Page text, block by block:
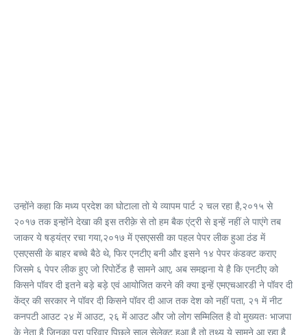
उन्होंने कहा कि मध्य प्रदेश का घोटाला तो ये व्यापम पार्ट २ चल रहा है,२०१५ से
२०१७ तक इन्होंने देखा की इस तरीक़े से तो हम बैक एंट्री से इन्हें नहीं ले पाएंगे तब
जाकर ये षड्यंत्र रचा गया,२०१७ में एसएससी का पहल पेपर लीक हुआ ठंड में
एसएससी के बाहर बच्चे बैठे थे, फिर एनटीए बनी और इसने १४ पेपर कंडक्ट कराए
जिसमे ६ पेपर लीक हुए जो रिपोर्टेड है सामने आए, अब समझना ये है कि एनटीए को
किसने पॉवर दी इतने बड़े बड़े एवं आयोजित करने की क्या इन्हें एमएचआरडी ने पॉवर दी
केंद्र की सरकार ने पॉवर दी किसने पॉवर दी आज तक देश को नहीं पता, २१ में नीट
कनपटी आउट २४ में आउट, २६ में आउट और जो लोग सम्मिलित है वो मुख्यतः भाजपा
के नेता है जिनका पूरा परिवार पिछले साल सेलेक्ट हुआ है तो तथ्य ये सामने आ रहा है